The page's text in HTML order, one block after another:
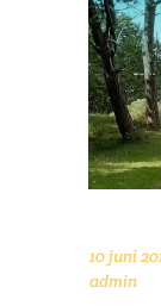
10 juni
admin